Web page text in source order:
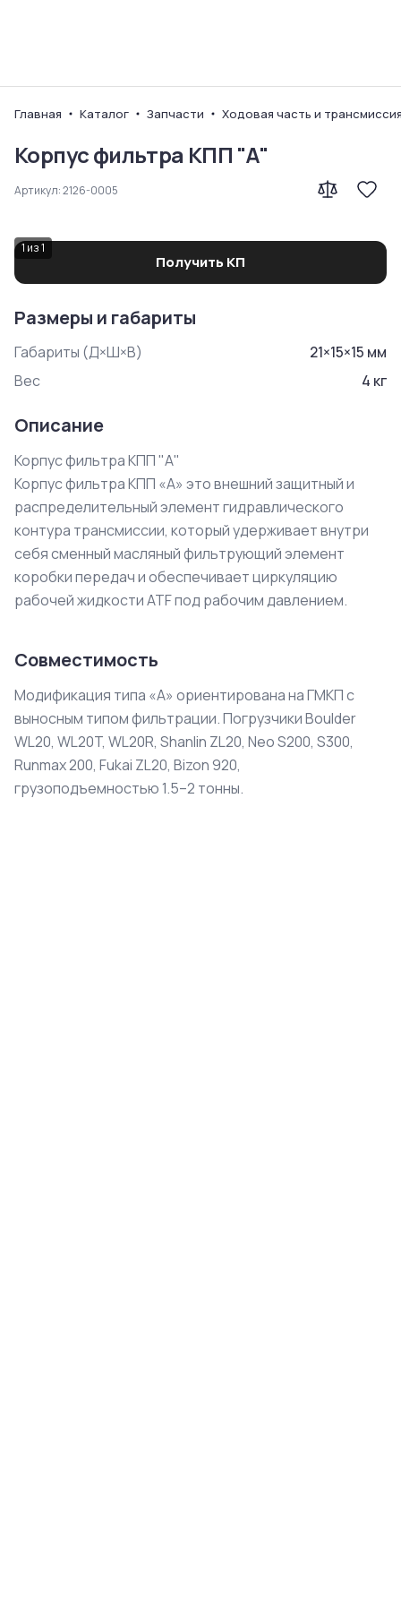
Главная Каталог Запчасти Ходовая часть и
Корпус фильтра КПП "А"
Артикул:2126-0005
1 из1
Получить КП
Размеры и габариты
Габариты (Д×Ш×В) 21×15×15 мм
Вес
4 кг
Описание
Корпус фильтра КПП "А"
Корпус фильтра КПП «А» это внешний защитный и
распределительный элемент гидравлического
контура трансмиссии, который удерживает внутри
себя сменный масляный фильтрующий элемент
коробки передач и обеспечивает циркуляцию
рабочей жидкости ATF под рабочим давлением.
Совместимость
Модификация типа «А» ориентирована на ГМКП с
выносным типом фильтрации. Погрузчики Boulder
WL20, WL20T, WL20R, Shanlin ZL20, Neo S200, S300,
Runmax 200, Fukai ZL20, Bizon 920,
грузоподъемностью 1.5–2 тонны.